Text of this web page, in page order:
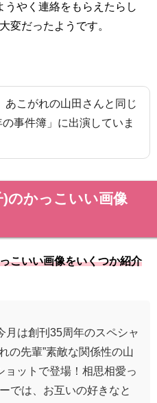
うやく連絡をもらえたらし
変だったようです。
あこがれの山田さんと同じ
の事件簿」に出演していま
のかっこいい画像
こいい画像をいくつか紹介
月は創刊35周年のスペシャ
の先輩”素敵な関係性の山
ョットで登場！相思相愛っ
では、お互いの好きなと